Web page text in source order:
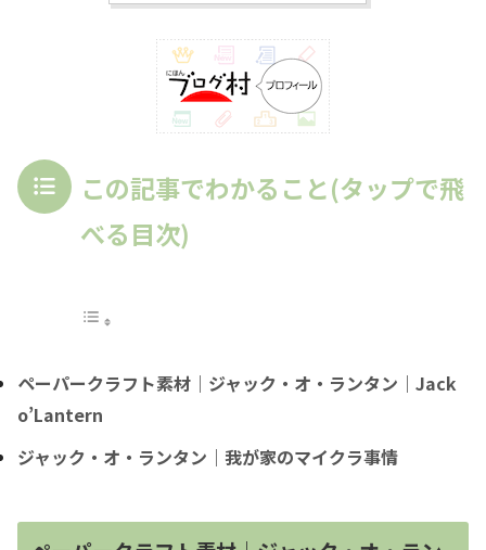
この記事でわかること(タップで飛
べる目次)
ペーパークラフト素材｜ジャック・オ・ランタン｜Jack
o’Lantern
ジャック・オ・ランタン｜我が家のマイクラ事情